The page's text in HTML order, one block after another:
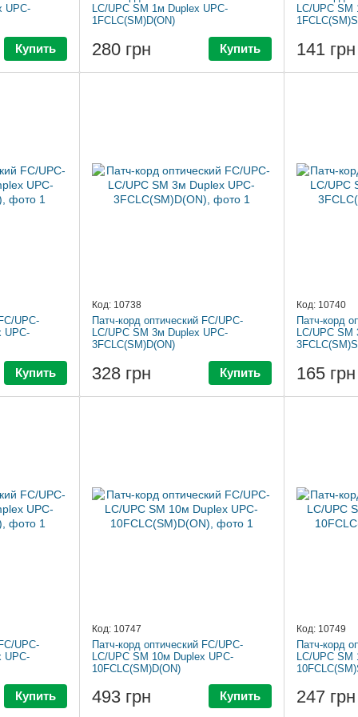
UPC-
Купить
LC/UPC SM 1м Duplex UPC-
1FCLC(SM)D(ON)
280 грн Купить
LC/UPC SM
141 грн
UPC-
UPC-
Купить
Код: 10738
Патч-корд оптический FC/UPC-
LC/UPC SM 3м Duplex UPC-
3FCLC(SM)D(ON)
328 грн Купить
Код: 10740
Патч-корд
LC/UPC
165 грн
UPC-
UPC-
Купить
Код: 10747
Патч-корд оптический FC/UPC-
LC/UPC SM 10м Duplex UPC-
10FCLC(SM)D(ON)
493 грн Купить
Код: 10749
Патч-корд
LC/UPC SM
247 грн